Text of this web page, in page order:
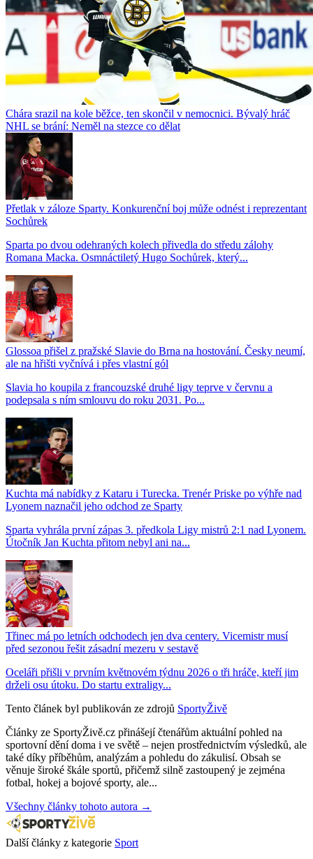
Chára srazil na kole běžce, ten skončil v nemocnici. Bývalý hráč
NHL se brání: Neměl na stezce co dělat
Přetlak v záloze Sparty. Konkurenční boj může odnést i reprezentant
Sochůrek
Sparta po dvou odehraných kolech přivedla do středu zálohy
Romana Macka. Osmnáctiletý Hugo Sochůrek, který...
Glossoa přišel z pražské Slavie do Brna na hostování. Česky neumí,
ale na hřišti vyčnívá i přes vlastní gól
Slavia ho koupila z francouzské druhé ligy teprve v červnu a
podepsala s ním smlouvu do roku 2031. Po...
Kuchta má nabídky z Kataru i Turecka. Trenér Priske po výhře nad
Lyonem naznačil jeho odchod ze Sparty
Sparta vyhrála první zápas 3. předkola Ligy mistrů 2:1 nad Lyonem.
Útočník Jan Kuchta přitom nebyl ani na...
Třinec má po letních odchodech jen dva centery. Vicemistr musí
před sezonou řešit zásadní mezeru v sestavě
Oceláři přišli v prvním květnovém týdnu 2026 o tři hráče, kteří jim
drželi osu útoku. Do startu extraligy...
Tento článek byl publikován ze zdrojů SportyŽivě
Články ze SportyŽivě.cz přinášejí čtenářům aktuální pohled na
sportovní dění doma i ve světě – nejen prostřednictvím výsledků, ale
také díky příběhům, analýzám a pohledu do zákulisí. Obsah se
věnuje široké škále sportů, přičemž silně zastoupený je zejména
fotbal, hokej a bojové sporty, ale...
Všechny články tohoto autora →
Další články z kategorie Sport